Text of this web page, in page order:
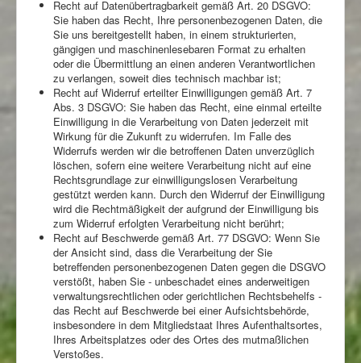
Recht auf Datenübertragbarkeit gemäß Art. 20 DSGVO:
Sie haben das Recht, Ihre personenbezogenen Daten, die
Sie uns bereitgestellt haben, in einem strukturierten,
gängigen und maschinenlesebaren Format zu erhalten
oder die Übermittlung an einen anderen Verantwortlichen
zu verlangen, soweit dies technisch machbar ist;
Recht auf Widerruf erteilter Einwilligungen gemäß Art. 7
Abs. 3 DSGVO: Sie haben das Recht, eine einmal erteilte
Einwilligung in die Verarbeitung von Daten jederzeit mit
Wirkung für die Zukunft zu widerrufen. Im Falle des
Widerrufs werden wir die betroffenen Daten unverzüglich
löschen, sofern eine weitere Verarbeitung nicht auf eine
Rechtsgrundlage zur einwilligungslosen Verarbeitung
gestützt werden kann. Durch den Widerruf der Einwilligung
wird die Rechtmäßigkeit der aufgrund der Einwilligung bis
zum Widerruf erfolgten Verarbeitung nicht berührt;
Recht auf Beschwerde gemäß Art. 77 DSGVO: Wenn Sie
der Ansicht sind, dass die Verarbeitung der Sie
betreffenden personenbezogenen Daten gegen die DSGVO
verstößt, haben Sie - unbeschadet eines anderweitigen
verwaltungsrechtlichen oder gerichtlichen Rechtsbehelfs -
das Recht auf Beschwerde bei einer Aufsichtsbehörde,
insbesondere in dem Mitgliedstaat Ihres Aufenthaltsortes,
Ihres Arbeitsplatzes oder des Ortes des mutmaßlichen
Verstoßes.